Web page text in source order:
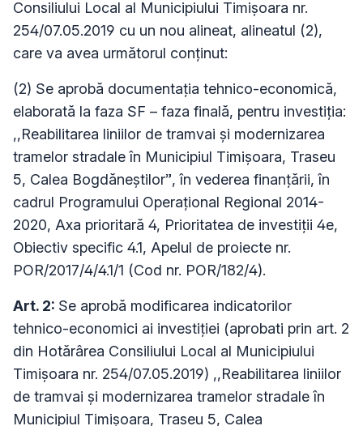
Consiliului Local al Municipiului Timișoara nr.
254/07.05.2019 cu un nou alineat, alineatul (2),
care va avea următorul conţinut:
(2) Se aprobă documentaţia tehnico-economică,
elaborată la faza SF – faza finală, pentru investiţia:
,,Reabilitarea liniilor de tramvai şi modernizarea
tramelor stradale în Municipiul Timişoara, Traseu
5, Calea Bogdăneştilor”, în vederea finanţării, în
cadrul Programului Operaţional Regional 2014-
2020, Axa prioritară 4, Prioritatea de investiții 4e,
Obiectiv specific 4.1, Apelul de proiecte nr.
POR/2017/4/4.1/1 (Cod nr. POR/182/4).
Art. 2: Se aprobă modificarea indicatorilor
tehnico-economici ai investiţiei (aprobati prin art. 2
din Hotărârea Consiliului Local al Municipiului
Timișoara nr. 254/07.05.2019) ,,Reabilitarea liniilor
de tramvai şi modernizarea tramelor stradale în
Municipiul Timişoara, Traseu 5, Calea